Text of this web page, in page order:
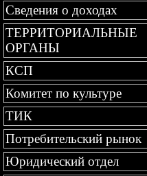
Сведения о доходах
ТЕРРИТОРИАЛЬНЫЕ
ОРГАНЫ
КСП
Комитет по культуре
ТИК
Потребительский рынок
Юридический отдел